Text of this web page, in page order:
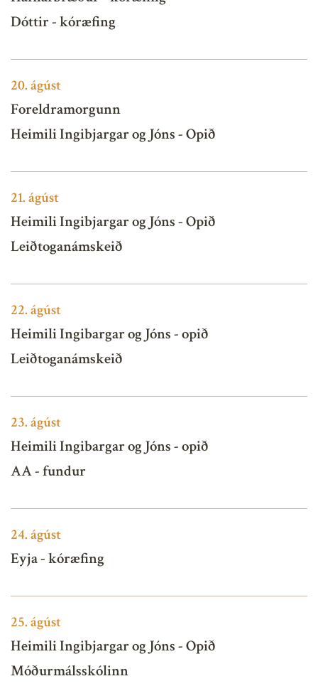
Dóttir - kóræfing
20.ágúst
Foreldramorgunn
Heimili Ingibjargar og Jóns - Opið
21.ágúst
Heimili Ingibjargar og Jóns - Opið
Leiðtoganámskeið
22.ágúst
Heimili Ingibargar og Jóns - opið
Leiðtoganámskeið
23.ágúst
Heimili Ingibargar og Jóns - opið
AA - fundur
24.ágúst
Eyja - kóræfing
25.ágúst
Heimili Ingibjargar og Jóns - Opið
Móðurmálsskólinn